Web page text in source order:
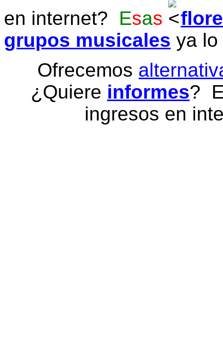
en internet? Esas
grupos musicales ya
Ofrecemos
¿Quiere informes?
ingresos en